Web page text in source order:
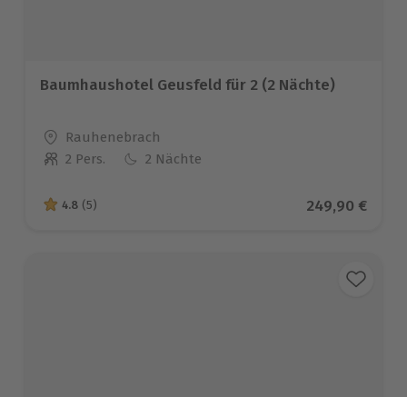
Baumhaushotel Geusfeld für 2 (2 Nächte)
Standort
Rauhenebrach
Anzahl der Teilnehmer
2 Pers. 2 Nächte
4.8 von 5 Sternen basierend auf 5 Bewertungen
4.8 (5) Aktueller
249,90 €